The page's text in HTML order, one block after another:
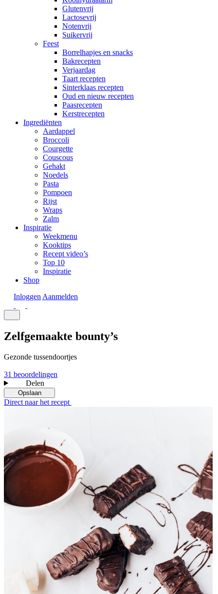
Glutenvrij
Lactosevrij
Notenvrij
Suikervrij
Feest
Borrelhapjes en snacks
Bakrecepten
Verjaardag
Taart recepten
Sinterklaas recepten
Oud en nieuw recepten
Paasrecepten
Kerstrecepten
Ingrediënten
Aardappel
Broccoli
Courgette
Couscous
Gehakt
Noedels
Pasta
Pompoen
Rijst
Wraps
Zalm
Inspiratie
Weekmenu
Kooktips
Recept video’s
Top 10
Inspiratie
Shop
Inloggen Aanmelden
Zelfgemaakte bounty’s
Gezonde tussendoortjes
31 beoordelingen
Delen
Opslaan
Direct naar het recept